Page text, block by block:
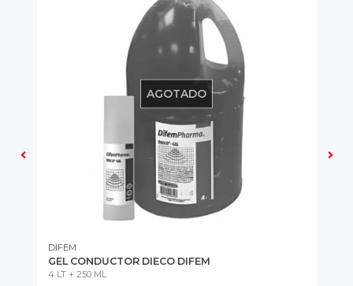
AGOTADO
DIFEM
GEL CONDUCTOR DIECO DIFEM
4 LT + 250 ML